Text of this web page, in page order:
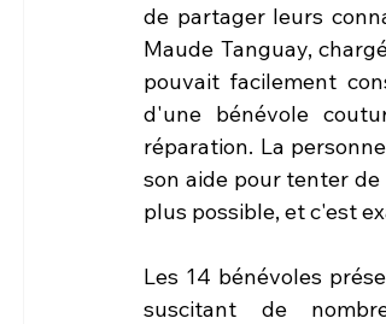
de partager leurs
Maude Tanguay,
pouvait facilement
d'une bénévole
réparation. La
son aide pour tenter
plus possible, et c'est
Les 14 bénévoles
suscitant de